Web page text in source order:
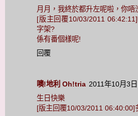
月月，我終於都升左呢啦，你唔
[版主回覆10/03/2011
字架?
係有番個樣呢!
回覆
噢!地利 Oh!tria 2011年10月3
生日快樂
[版主回覆10/03/2011 06:40:00]